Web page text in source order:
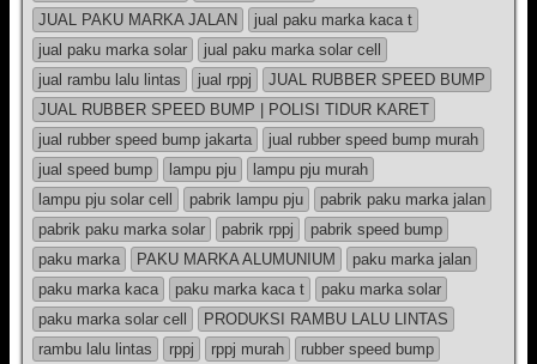
JUAL PAKU MARKA JALAN
jual paku marka kaca t
jual paku marka solar
jual paku marka solar cell
jual rambu lalu lintas
jual rppj
JUAL RUBBER SPEED BUMP
JUAL RUBBER SPEED BUMP | POLISI TIDUR KARET
jual rubber speed bump jakarta
jual rubber speed bump murah
jual speed bump
lampu pju
lampu pju murah
lampu pju solar cell
pabrik lampu pju
pabrik paku marka jalan
pabrik paku marka solar
pabrik rppj
pabrik speed bump
paku marka
PAKU MARKA ALUMUNIUM
paku marka jalan
paku marka kaca
paku marka kaca t
paku marka solar
paku marka solar cell
PRODUKSI RAMBU LALU LINTAS
rambu lalu lintas
rppj rppj murah
rubber speed bump